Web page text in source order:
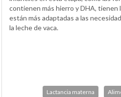
contienen más hierro y DHA, tienen
están más adaptadas a las
la leche de vaca.
Lactancia materna